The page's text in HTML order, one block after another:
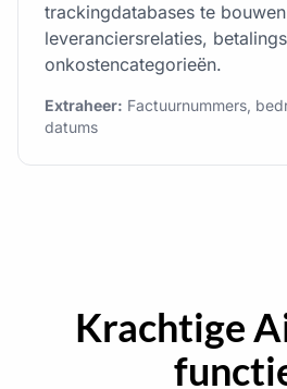
trackingdatabases te
leveranciersrelaties,
onkostencategorieën.
Extraheer: Factuurnummers,
datums
Krachtige